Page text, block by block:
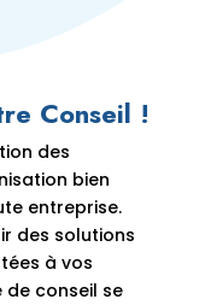
Conseil !
des
bien
entreprise.
des solutions
à vos
de conseil se